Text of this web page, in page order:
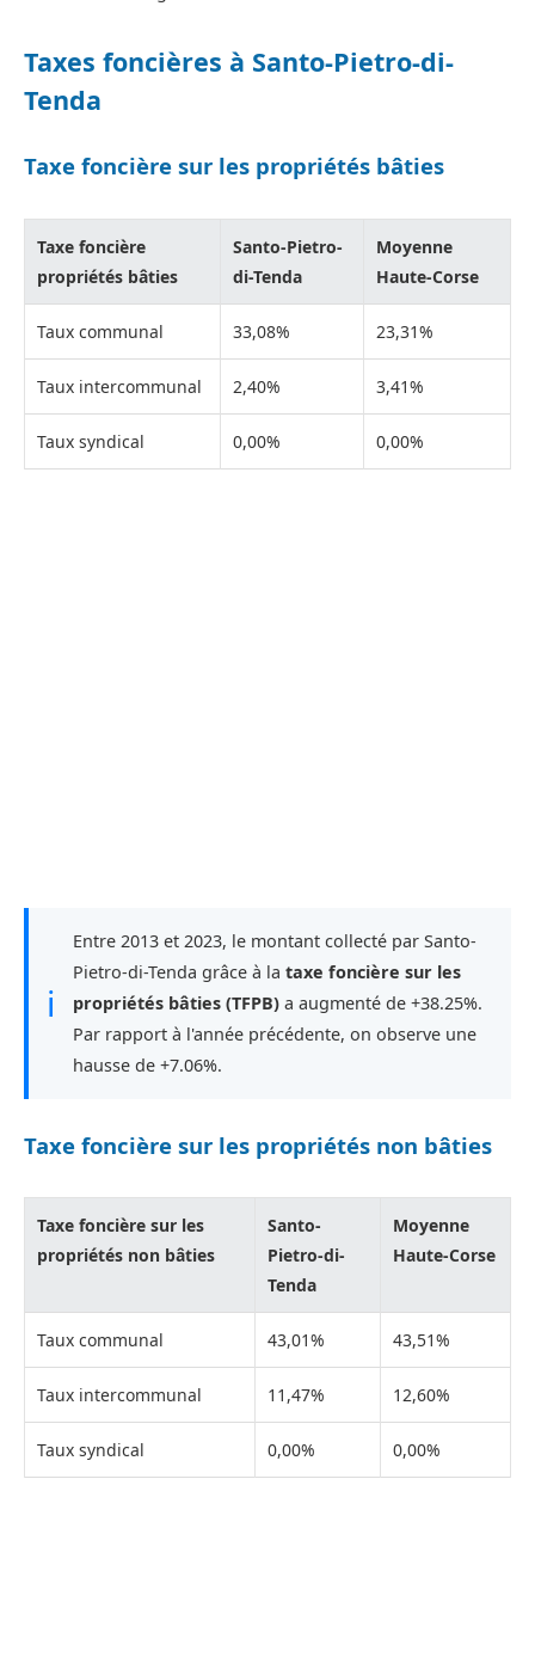
Taxes foncières à Santo-Pietro-di-
Tenda
Taxe foncière sur les propriétés bâties
Taxe foncière
propriétés bâties
Santo-Pietro-
di-Tenda
Moyenne
Haute-Corse
Taux communal 33,08% 23,31%
Taux intercommunal 2,40% 3,41%
Taux syndical 0,00% 0,00%
ℹ
Entre 2013 et 2023, le montant collecté par Santo-
Pietro-di-Tenda grâce à la taxe foncière sur les
propriétés bâties (TFPB) a augmenté de +38.25%.
Par rapport à l'année précédente, on observe une
hausse de +7.06%.
Taxe foncière sur les propriétés non bâties
Taxe foncière sur les
propriétés non bâties
Santo-
Pietro-di-
Tenda
Moyenne
Haute-Corse
Taux communal 43,01% 43,51%
Taux intercommunal 11,47% 12,60%
Taux syndical 0,00% 0,00%